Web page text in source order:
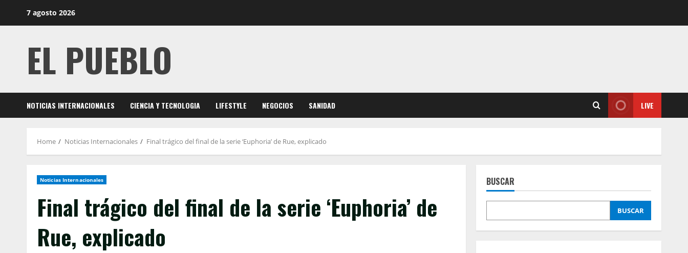
7 agosto 2026
EL PUEBLO
NOTICIAS INTERNACIONALES CIENCIA Y TECNOLOGIA LIFESTYLE NEGOCIOS SANIDAD LIVE
Home Noticias Internacionales Final trágico del final de la serie ‘Euphoria’ de Rue, explicado
Noticias Internacionales
Final trágico del final de la serie ‘Euphoria’ de
Rue, explicado
BUSCAR
BUSCAR